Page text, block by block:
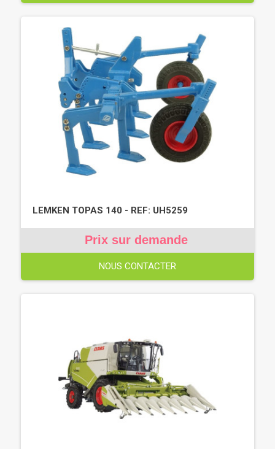
LEMKEN TOPAS 140 - REF: UH5259
Prix sur demande
NOUS CONTACTER